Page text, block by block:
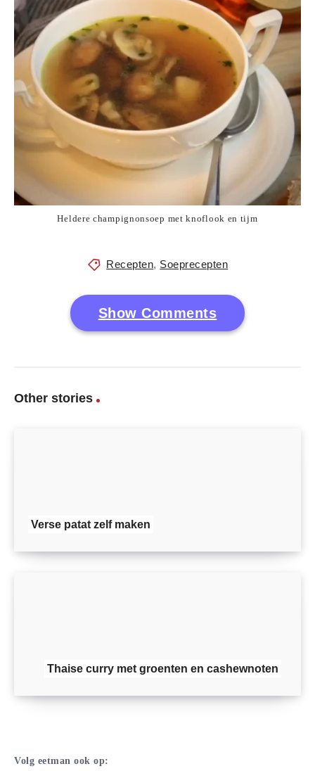
Heldere champignonsoep met knoflook en tijm
Recepten, Soeprecepten
Show Comments
Other stories
Verse patat zelf maken
Thaise curry met groenten en cashewnoten
Volg eetman ook op: